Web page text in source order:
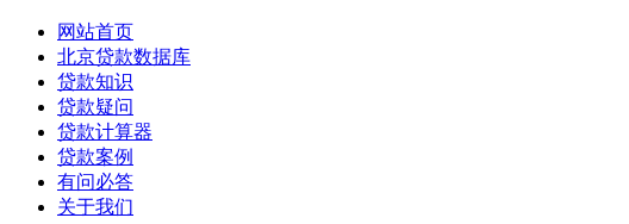
网站首页
北京贷款数据库
贷款知识
贷款疑问
贷款计算器
贷款案例
有问必答
关于我们